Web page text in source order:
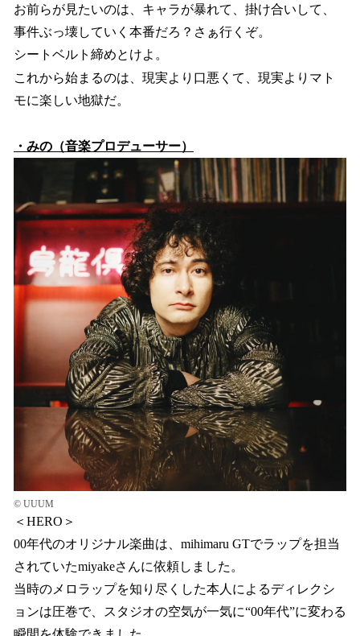
お前らが見たいのは、キャラが暴れて、掛け合いして、
事件ぶっ壊していく本番だろ？さぁ行くぞ。
シートベルト締めとけよ。
これから始まるのは、現実より口悪くて、現実よりマト
モに楽しい地獄だ。
・みの（音楽プロデューサー）
© UUUM
＜HERO＞
00年代のオリジナル楽曲は、mihimaru GTでラップを担当
されていたmiyakeさんに依頼しました。
当時のメロラップを知り尽くした本人によるディレクシ
ョンは圧巻で、スタジオの空気が一気に“00年代”に変わる